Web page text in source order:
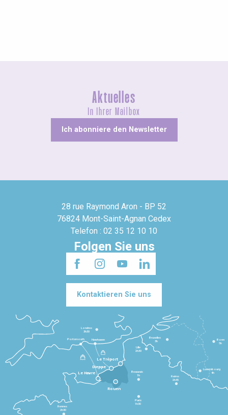
Aktuelles
In Ihrer Mailbox
Ich abonniere den Newsletter
28 rue Raymond Aron - BP 52
76824 Mont-Saint-Agnan Cedex
Telefon : 02 35 12 10 10
Folgen Sie uns
Kontaktieren Sie uns
Le Havre
Dieppe
Le Tréport
Rennes
2h30
Paris
1h30
Beauvais
1h
Reims
2h45
Lille
2h30
Bruxelles
3h
Londres
3h30
Newhaven
Portsmouth
Bonn
5h
Luxembourg
4h
Rouen